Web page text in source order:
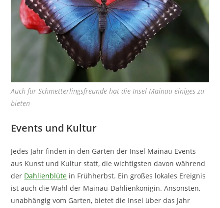
Auch für Schmetterlingsfreunde hat die Insel Mainau einiges zu
bieten
Events und Kultur
Jedes Jahr finden in den Gärten der Insel Mainau Events
aus Kunst und Kultur statt, die wichtigsten davon während
der Dahlienblüte in Frühherbst. Ein großes lokales Ereignis
ist auch die Wahl der Mainau-Dahlienkönigin. Ansonsten,
unabhängig vom Garten, bietet die Insel über das Jahr